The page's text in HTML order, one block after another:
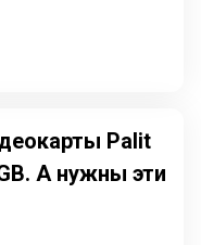
Palit
А нужны эти